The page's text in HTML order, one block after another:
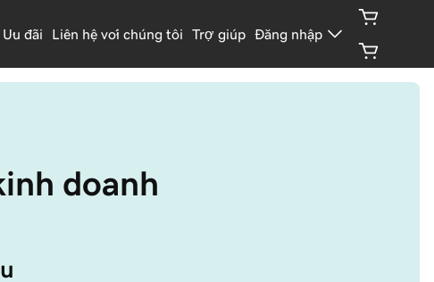
Ưu đãi Liên hệ với chúng tôi Trợ giúp Đăng nhập
doanh